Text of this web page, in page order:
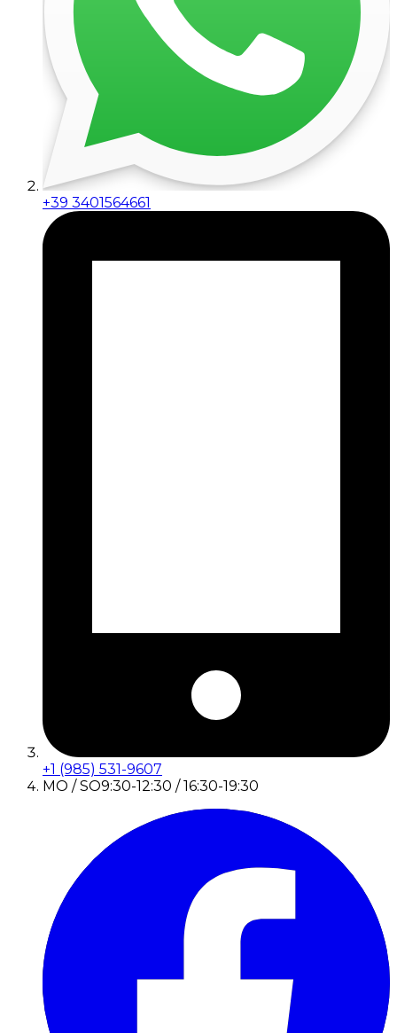
+39 3401564661
+1 (985) 531-9607
MO / SO9:30-12:30 / 16:30-19:30